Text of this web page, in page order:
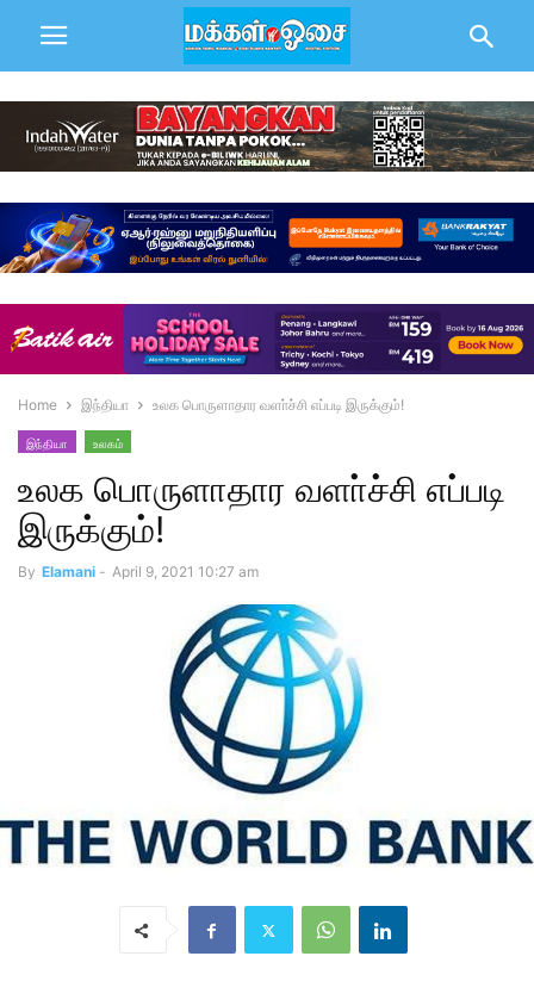
Home இந்தியா உலக பொருளாதார வளா்ச்சி எப்படி இருக்கும்!
இந்தியா உலகம்
உலக பொருளாதார வளா்ச்சி எப்படி
இருக்கும்!
By Elamani - April 9, 2021 10:27 am